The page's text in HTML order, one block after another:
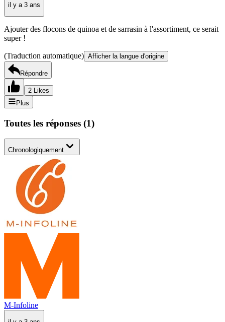
il y a 3 ans
Ajouter des flocons de quinoa et de sarrasin à l'assortiment, ce serait
super !
(Traduction automatique) Afficher la langue d'origine
Répondre
2 Likes
Plus
Toutes les réponses (1)
Chronologiquement
M-Infoline